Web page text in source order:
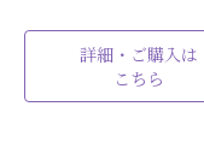
詳細・ご購入は
こちら